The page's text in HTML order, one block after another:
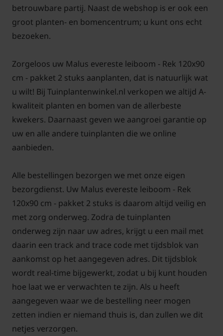
Bomen van tuinplantenwinkel.nl kunt u jaarrond
leveren. Aanplanten in de herfst, winter, lente én
zomer is dus altijd mogelijk, met
aangroeigarantie!
Een keuzehulp voor het kopen van leibomen op
Voor snoei- en onderhoudstips voor de Lei-
Sierappel klik hier!
betrouwbare partij. Naast de webshop is er ook een
groot planten- en bomencentrum; u kunt ons echt
bezoeken.
Zorgeloos uw Malus evereste leiboom - Rek 120x90
cm - pakket 2 stuks aanplanten, dat is natuurlijk wat
u wilt! Bij Tuinplantenwinkel.nl verkopen we altijd A-
kwaliteit planten en bomen van de allerbeste
kwekers. Daarnaast geven we aangroei garantie op
uw en alle andere tuinplanten die we online
aanbieden.
Alle bestellingen bezorgen we met onze eigen
bezorgdienst. Uw Malus evereste leiboom - Rek
120x90 cm - pakket 2 stuks is daarom altijd veilig en
met zorg onderweg. Zodra de tuinplanten
onderweg zijn naar uw adres, krijgt u een mail met
daarin een track and trace code met tijdsblok van
aankomst op het aangegeven adres. Dit tijdsblok
wordt real-time bijgewerkt, zodat u bij kunt houden
hoe laat we er verwachten te zijn. Als u heeft
aangegeven waar we de bestelling neer mogen
zetten indien er niemand thuis is, dan zullen we dit
netjes verzorgen.